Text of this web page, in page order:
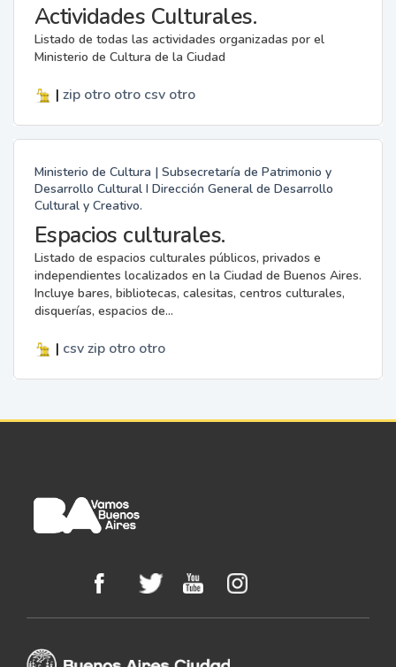
Actividades Culturales.
Listado de todas las actividades organizadas por el
Ministerio de Cultura de la Ciudad
| zip otro otro csv otro
Ministerio de Cultura | Subsecretaría de Patrimonio y
Desarrollo Cultural I Dirección General de Desarrollo
Cultural y Creativo.
Espacios culturales.
Listado de espacios culturales públicos, privados e
independientes localizados en la Ciudad de Buenos Aires.
Incluye bares, bibliotecas, calesitas, centros culturales,
disquerías, espacios de...
| csv zip otro otro